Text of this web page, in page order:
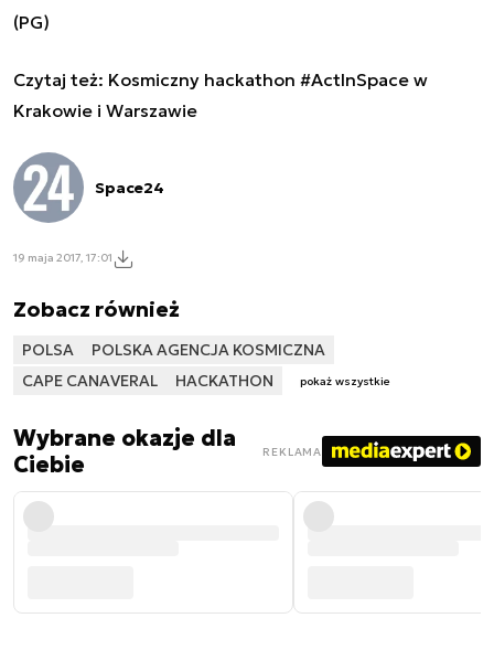
(PG)
Czytaj też: Kosmiczny hackathon #ActInSpace w
Krakowie i Warszawie
Space24
19 maja 2017, 17:01
Zobacz również
POLSA
POLSKA AGENCJA KOSMICZNA
CAPE CANAVERAL
HACKATHON pokaż wszystkie
Wybrane okazje dla
Ciebie
REKLAMA